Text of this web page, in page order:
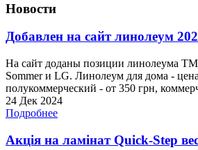
Новости
Добавлен на сайт линолеум
На сайт доданы позиции линолеума ТМ
Sommer и LG. Линолеум для дома -
полукоммерческий - от 350 грн,
24 Дек 2024
Подробнее
Акція на ламінат Quick-Step